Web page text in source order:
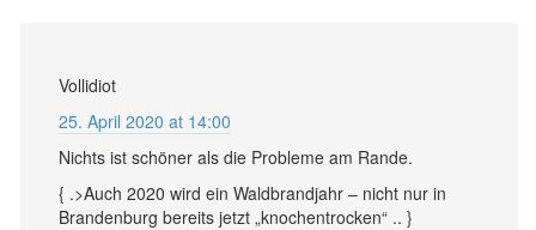
Vollidiot
25. April 2020 at 14:00
Nichts ist schöner als die Probleme am Rande.
{ .>Auch 2020 wird ein Waldbrandjahr – nicht nur in
Brandenburg bereits jetzt „knochentrocken“ .. }